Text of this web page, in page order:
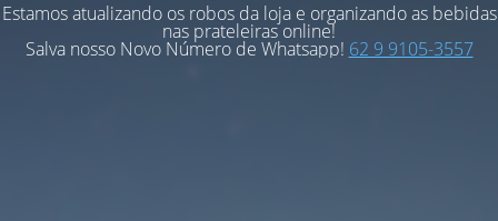
Estamos atualizando os robos da loja e organizando as bebidas
nas prateleiras online!
Salva nosso Novo Número de Whatsapp! 62 9 9105-3557